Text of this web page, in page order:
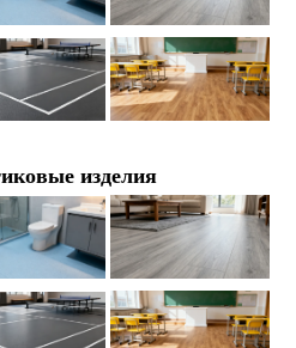
изделия